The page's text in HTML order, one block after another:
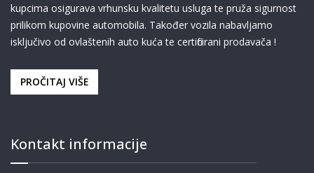
kupcima osigurava vrhunsku kvalitetu usluga te pruža sigurnost
prilikom kupovine automobila. Također vozila nabavljamo
isključivo od ovlaštenih auto kuća te certificirani prodavača !
PROČITAJ VIŠE
Kontakt informacije